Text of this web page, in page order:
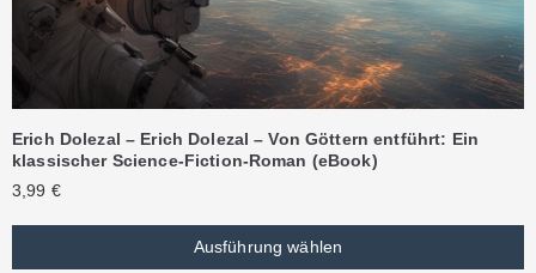
Erich Dolezal – Erich Dolezal – Von Göttern entführt: Ein
klassischer Science-Fiction-Roman (eBook)
3,99 €
Ausführung wählen